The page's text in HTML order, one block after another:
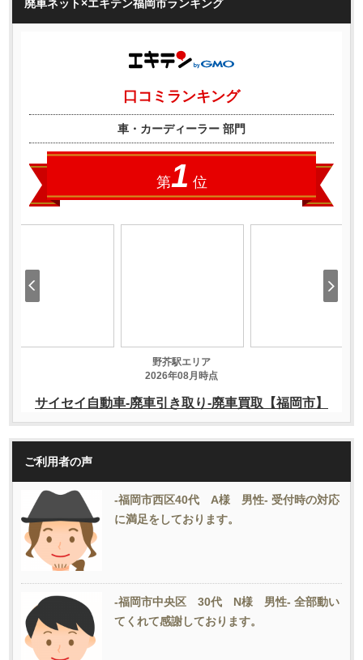
廃車ネット×エキテン福岡市ランキング
ご利用者の声
-福岡市西区40代 A様 男性- 受付時の対応
に満足をしております。
-福岡市中央区 30代 N様 男性- 全部動い
てくれて感謝しております。